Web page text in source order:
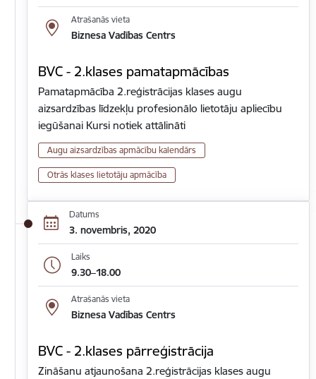
Atrašanās vieta
Biznesa Vadības Centrs
BVC - 2.klases pamatapmācības
Pamatapmācība 2.reģistrācijas klases augu
aizsardzības līdzekļu profesionālo lietotāju apliecību
iegūšanai Kursi notiek attālināti
Augu aizsardzības apmācību kalendārs
Otrās klases lietotāju apmācība
Datums
3. novembris, 2020
Laiks
9.30–18.00
Atrašanās vieta
Biznesa Vadības Centrs
BVC - 2.klases pārreģistrācija
Zināšanu atjaunošana 2.reģistrācijas klases augu